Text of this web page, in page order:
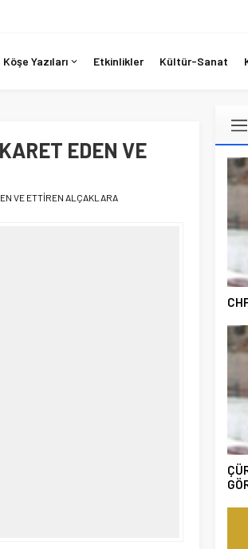
Köşe Yazıları Etkinlikler Kültür-Sanat
EDEN VE
VE ETTİREN ALÇAKLARA